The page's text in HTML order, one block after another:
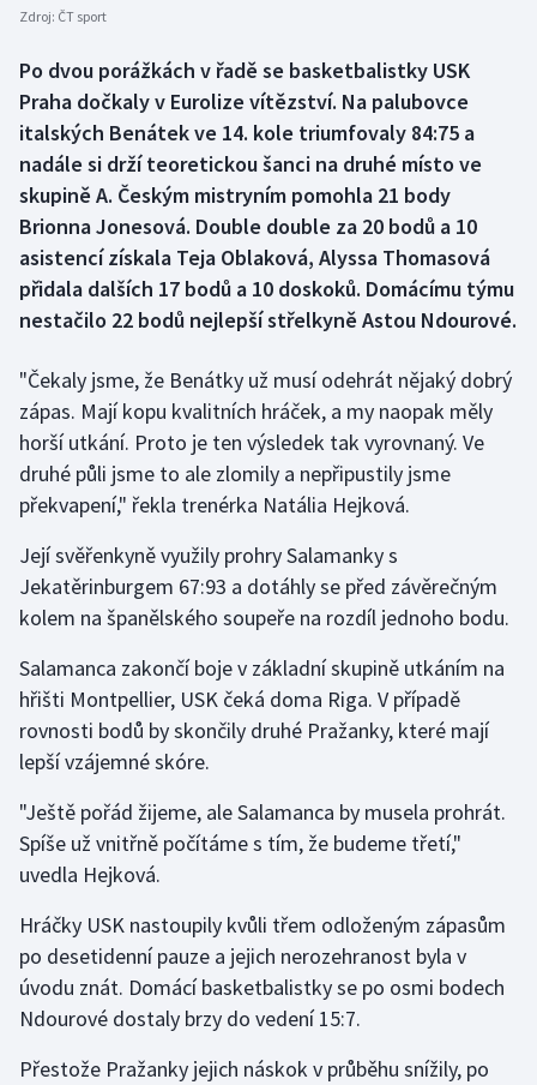
Boby a skeleton
Box
Curling
Dostihy
Florbal
Futsal
Gymnastika
Házená
Jezdectví
Judo
Lezení
Lyže a snowboard
Moderní pětiboj
Motorsport
Olympijské hry
Parasport
AZ kvíz
Zdroj: ČT sport
Po dvou porážkách v řadě se basketbalistky USK
Praha dočkaly v Eurolize vítězství. Na palubovce
italských Benátek ve 14. kole triumfovaly 84:75 a
nadále si drží teoretickou šanci na druhé místo ve
skupině A. Českým mistryním pomohla 21 body
Brionna Jonesová. Double double za 20 bodů a 10
asistencí získala Teja Oblaková, Alyssa Thomasová
přidala dalších 17 bodů a 10 doskoků. Domácímu týmu
nestačilo 22 bodů nejlepší střelkyně Astou Ndourové.
"Čekaly jsme, že Benátky už musí odehrát nějaký dobrý
zápas. Mají kopu kvalitních hráček, a my naopak měly
horší utkání. Proto je ten výsledek tak vyrovnaný. Ve
druhé půli jsme to ale zlomily a nepřipustily jsme
překvapení," řekla trenérka Natália Hejková.
Její svěřenkyně využily prohry Salamanky s
Jekatěrinburgem 67:93 a dotáhly se před závěrečným
kolem na španělského soupeře na rozdíl jednoho bodu.
Salamanca zakončí boje v základní skupině utkáním na
hřišti Montpellier, USK čeká doma Riga. V případě
rovnosti bodů by skončily druhé Pražanky, které mají
lepší vzájemné skóre.
"Ještě pořád žijeme, ale Salamanca by musela prohrát.
Spíše už vnitřně počítáme s tím, že budeme třetí,"
uvedla Hejková.
Hráčky USK nastoupily kvůli třem odloženým zápasům
po desetidenní pauze a jejich nerozehranost byla v
úvodu znát. Domácí basketbalistky se po osmi bodech
Ndourové dostaly brzy do vedení 15:7.
Přestože Pražanky jejich náskok v průběhu snížily, po